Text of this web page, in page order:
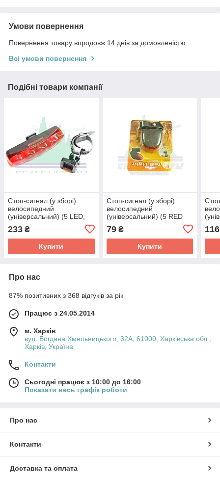
Умови повернення
Повернення товару впродовж 14 днів за домовленістю
Всі умови повернення
Подібні товари компанії
Стоп-сигнал (у зборі)
велосипедний
(універсальний) (5 LED,
(mod 358) KL
233 ₴
Купити
Стоп-сигнал (у зборі)
велосипедний
(універсальний) (5 RED
LED, АА*2шт.) (mod 008)
KL
79₴
Купити
116
Про нас
87% позитивних з 368 відгуків за рік
Працює з 24.05.2014
м. Харків
вул. Богдана Хмельницького, 32А, 61000, Харківська обл.,
Харків, Україна
Контакти
Сьогодні працює з 10:00 до 16:00
Показати весь графік роботи
Про нас
Контакти
Доставка та оплата